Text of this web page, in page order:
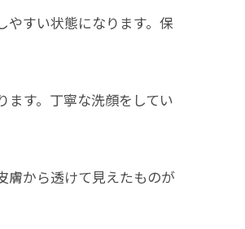
やすい状態になります。保
ます。丁寧な洗顔をしてい
膚から透けて見えたものが